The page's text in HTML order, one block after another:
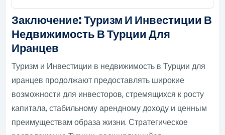
Заключение: Туризм И Инвестиции В
Недвижимость В Турции Для
Иранцев
Туризм и Инвестиции в недвижимость в Турции для
иранцев продолжают предоставлять широкие
возможности для инвесторов, стремящихся к росту
капитала, стабильному арендному доходу и ценным
преимуществам образа жизни. Стратегическое